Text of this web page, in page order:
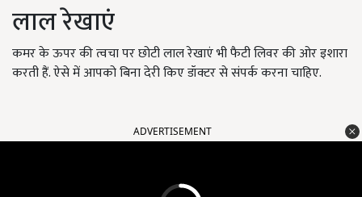
लाल रेखाएं
कमर के ऊपर की त्वचा पर छोटी लाल रेखाएं भी फैटी लिवर की ओर इशारा
करती हैं. ऐसे में आपको बिना देरी किए डॉक्टर से संपर्क करना चाहिए.
ADVERTISEMENT